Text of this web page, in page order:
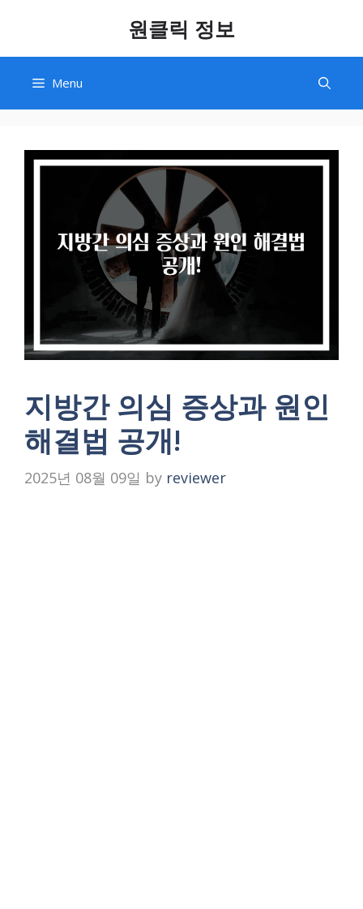
content
원클릭 정보
Menu
지방간 의심 증상과 원인
해결법 공개!
2025년 08월 09일 by reviewer